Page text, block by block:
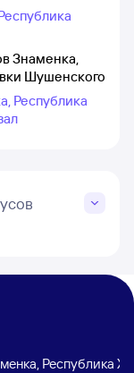
Знаменка,
Шушенского
Республика
Республика